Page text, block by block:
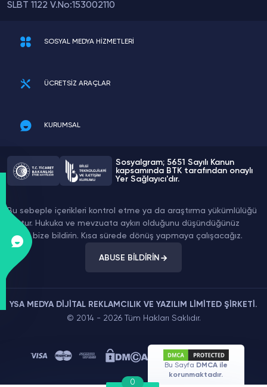
SLBT 1122 V.No:153002110
SOSYAL MEDYA HİZMETLERİ
ÜCRETSİZ ARAÇLAR
KURUMSAL
Sosyalgram; 5651 Sayılı Kanun
kapsamında BTK tarafından onaylı
Yer Sağlayıcı'dır.
Bu sebeple içerikleri kontrol etme ya da araştırma yükümlülüğü
yoktur. Hukuka ve mevzuata aykırı olduğunu düşündüğünüz
içeriği bize bildirin. Kısa sürede dönüş yapmaya çalışacağız.
ABUSE BİLDİRİN
YSA MEDYA DİJİTAL REKLAMCILIK VE YAZILIM LİMİTED ŞİRKETİ.
© 2014 - 2026 Tüm Hakları Saklıdır.
Bu Sayfa DMCA ile
korunmaktadır.
0